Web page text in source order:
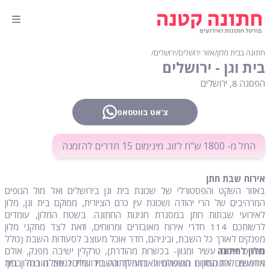
חתונה בבית מלון∕אזור ירושלים∕ירושלים∕
בית וגן - ירושלים
הפסגה 8, ירושלים
צ'אט בווטסאפ
החל מ- 1800 ש"ח לזוג. מינימום 15 חדרים להזמנה
אירוח שבת חתן
באזור השקט והפסטורלי של שכונת בית וגן בירושלים ואל מול הנופים
המרהיבים של הרי יהודה ושכונת עין כרם הציורית, ממוקם בית וגן, מלון
לאירועי שבתות חתן במסגרת חגיגות החתונה. בשטח המלון, עומדים
לרשותכם 114 חדרי אירוח מאובזרים ומרווחים, וזאת לצד מתקני מלון
מפנקים לאורך כל השבת, וביניהם, חדר אוכל מעוצב לסעודות השבת (כולל
תפריט אירוח עשיר ומגוון- בכשרות מהודרת), טרקלין ישיבה מפנק, אולם
אירועים להתכנסויות משפחתיות במהלך השבת ובית כנסת מובנה בתוך
מלון לחתונה
מחפשים את המקום המושלם לאירועי חתונה בירושלים? אצלנו במלון בית